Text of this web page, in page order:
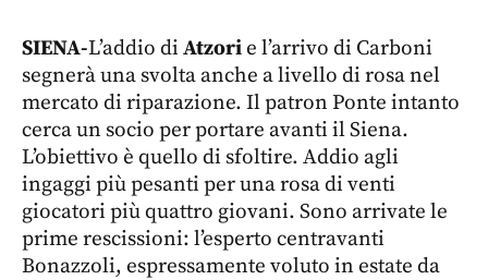
SIENA-L’addio di Atzorie l’arrivo di Carboni
segnerà una svolta anche a livello di rosa nel
mercato di riparazione. Il patron Ponte intanto
cerca un socio per portare avanti il Siena.
L’obiettivo è quello di sfoltire. Addio agli
ingaggi più pesanti per una rosa di venti
giocatori più quattro giovani. Sono arrivate le
prime rescissioni: l’esperto centravanti
Bonazzoli, espressamente voluto in estate da